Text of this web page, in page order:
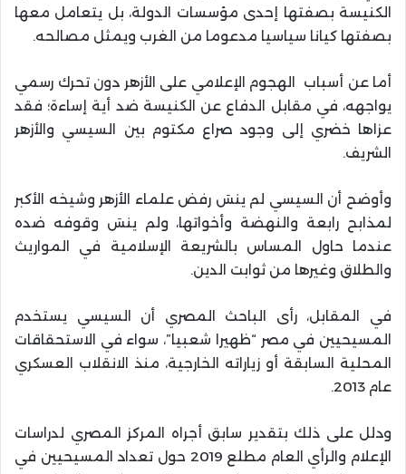
الكنيسة بصفتها إحدى مؤسسات الدولة، بل يتعامل معها
بصفتها كيانا سياسيا مدعوما من الغرب ويمثل مصالحه.
أما عن أسباب الهجوم الإعلامي على الأزهر دون تحرك رسمي
يواجهه، في مقابل الدفاع عن الكنيسة ضد أية إساءة؛ فقد
عزاها خضري إلى وجود صراع مكتوم بين السيسي والأزهر
الشريف.
وأوضح أن السيسي لم ينسَ رفض علماء الأزهر وشيخه الأكبر
لمذابح رابعة والنهضة وأخواتها، ولم ينسَ وقوفه ضده
عندما حاول المساس بالشريعة الإسلامية في المواريث
والطلاق وغيرها من ثوابت الدين.
في المقابل، رأى الباحث المصري أن السيسي يستخدم
المسيحيين في مصر “ظهيرا شعبيا”، سواء في الاستحقاقات
المحلية السابقة أو زياراته الخارجية، منذ الانقلاب العسكري
عام 2013.
ودلل على ذلك بتقدير سابق أجراه المركز المصري لدراسات
الإعلام والرأي العام مطلع 2019 حول تعداد المسيحيين في